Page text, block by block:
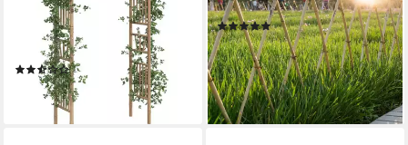
Bambus 118x40x187 cm
Rankhilfe Durchgang Holz
Garten Spa
(2)
175,45 €
lieferbar - in 5-6 Werktagen bei dir
150cm
(1)
44,99 € UVP69,99 €
-36%
lieferbar - in 2-3 Werktagen bei dir